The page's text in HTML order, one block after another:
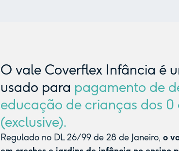
O vale Coverflex Infância é
usado para pagamento de
educação de crianças dos 0
(exclusive).
Regulado no DL 26/99 de 28 de Janeiro, o